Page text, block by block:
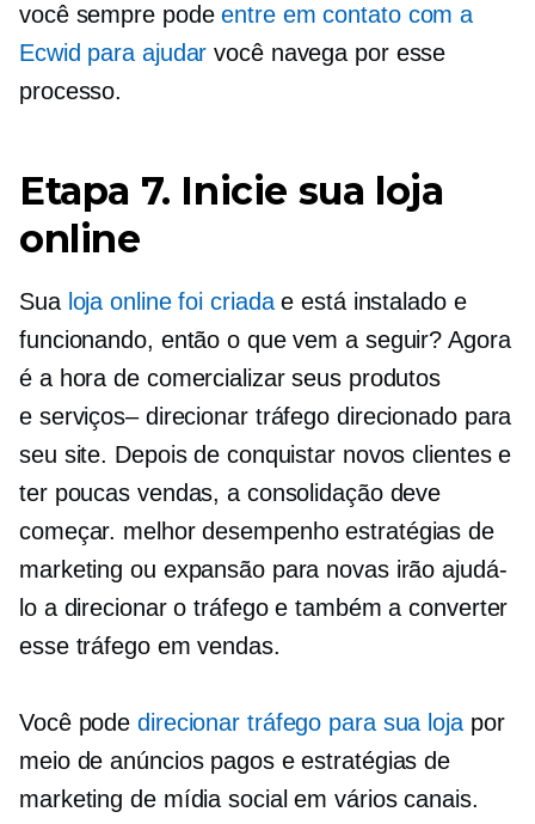
você sempre podeentre em contato com a
Ecwid para ajudar você navega por esse
processo.
Etapa 7. Inicie sua loja
online
Sua loja online foi criadae está instalado e
funcionando, então o que vem a seguir? Agora
é a hora de comercializar seus produtos
e serviços–direcionar tráfego direcionado para
seu site. Depois de conquistar novos clientes e
ter poucas vendas, a consolidação deve
começar. melhor desempenhoestratégias de
marketing ou expansão para novas irão ajudá-
lo a direcionar o tráfego e também a converter
esse tráfego em vendas.
Você podedirecionar tráfego para sua lojapor
meio de anúncios pagos e estratégias de
marketing de mídia social em vários canais.